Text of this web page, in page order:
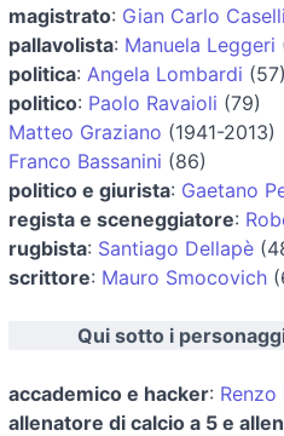
magistrato: Gian Carlo Caselli
pallavolista: Manuela Leggeri
politica: Angela Lombardi (57)
politico: Paolo Ravaioli (79)
Matteo Graziano (1941-2013)
Franco Bassanini (86)
politico e giurista: Gaetano
regista e sceneggiatore:
rugbista: Santiago Dellapè
scrittore: Mauro Smocovich
Qui sotto i
accademico e hacker: Renzo
allenatore di calcio a 5 e